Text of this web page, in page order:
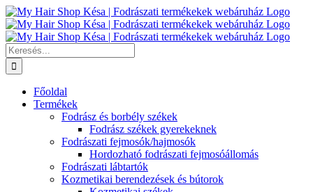
Kihagyás
Keresés...
Főoldal
Termékek
Fodrász és borbély székek
Fodrász székek gyerekeknek
Fodrászati fejmosók/hajmosók
Hordozható fodrászati fejmosóállomás
Fodrászati lábtartók
Kozmetikai berendezések és bútorok